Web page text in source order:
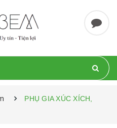
PHỤ GIA XÚC XÍCH,